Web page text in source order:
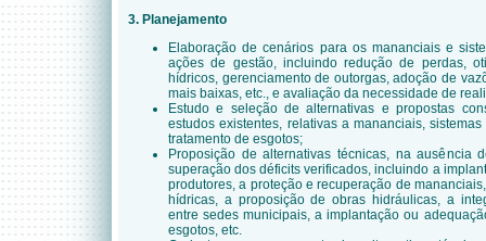
3. Planejamento
Elaboração de cenários para os mananciais e
ações de gestão, incluindo redução de perdas,
hídricos, gerenciamento de outorgas, adoção de
mais baixas, etc., e avaliação da necessidade de
Estudo e seleção de alternativas e propostas
estudos existentes, relativas a mananciais,
tratamento de esgotos;
Proposição de alternativas técnicas, na ausência
superação dos déficits verificados, incluindo a
produtores, a proteção e recuperação de
hídricas, a proposição de obras hidráulicas, a
entre sedes municipais, a implantação ou
esgotos, etc.